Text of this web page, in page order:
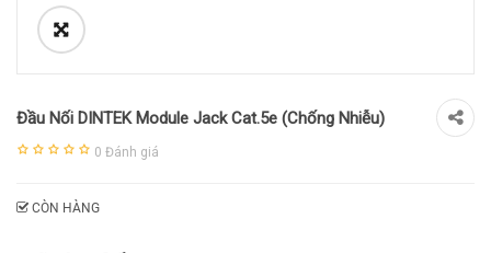
Đầu Nối DINTEK Module Jack Cat.5e (chống Nhiễu)
0 Đánh giá
CÒN HÀNG